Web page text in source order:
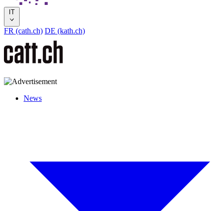
IT
FR (cath.ch) DE (kath.ch)
News